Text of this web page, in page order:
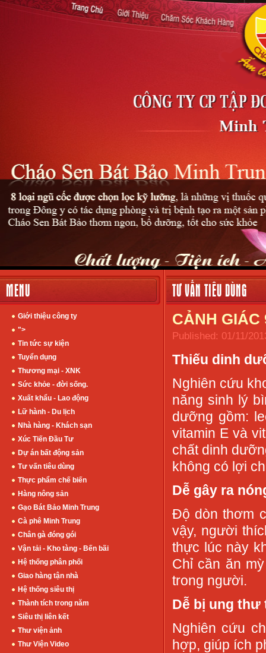
MENU
Giới thiệu công ty
">
Tin tức sự kiện
Tuyển dụng
Thương mại - XNK
Sức khỏe - đời sống.
Xuất khẩu - Lao động
Lữ hành - Du lịch
Nhà hàng - Khách sạn
Xúc Tiến Đầu Tư
Dự án bất động sản
Tư vấn tiêu dùng
Thực phẩm chế biến
Hàng nông sản
Gạo Bát Bảo Minh Trung
Cà phê Minh Trung
Chân gà đóng gói
Vận tải - Kho tàng - Bến bãi
Hệ thống phân phối
Giao hàng tận nhà
Hệ thống siêu thị
Thành tích trong năm
Siêu thị liên kết
Thư viện ảnh
Thư Viện Video
TƯ VẤN TIÊU DÙNG
CẢNH GIÁC
Published: 01/11/
Thiếu dinh
Nghiên cứu
năng sinh lý
dưỡng gồm:
vitamin E và
chất dinh
không có lợi
Dễ gây ra
Độ dòn thơm
vậy, người
thực lúc này
Chỉ cần ăn
trong người.
Dễ bị ung
Nghiên cứu
hợp, giúp ích